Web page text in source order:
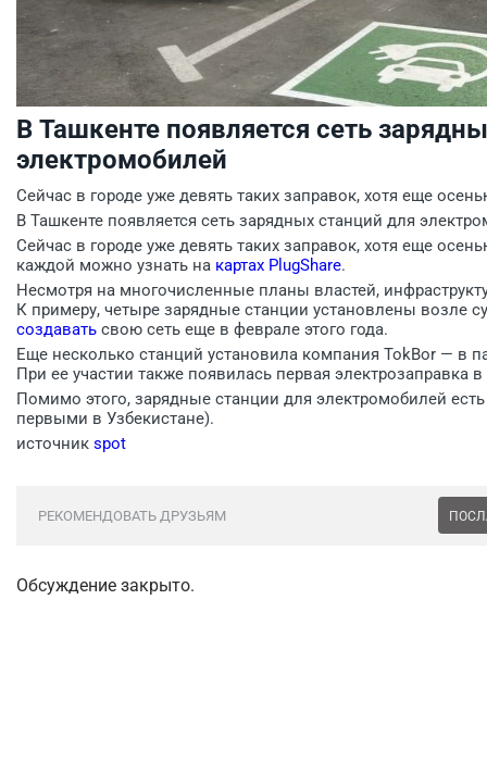
В Ташкенте появляется сеть
электромобилей
Сейчас в городе уже девять таких заправок, хотя еще
В Ташкенте появляется сеть зарядных станций для
Сейчас в городе уже девять таких заправок, хотя еще
каждой можно узнать на картах PlugShare.
Несмотря на многочисленные планы властей,
К примеру, четыре зарядные станции установлены возле
создавать свою сеть еще в феврале этого года.
Еще несколько станций установила компания TokBor — в
При ее участии также появилась первая электрозаправка
Помимо этого, зарядные станции для электромобилей
первыми в Узбекистане).
источник spot
РЕКОМЕНДОВАТЬ ДРУЗЬЯМ
Обсуждение закрыто.